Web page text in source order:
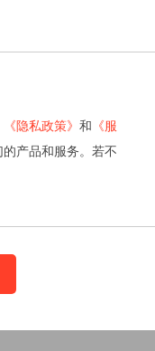
《隐私政策》 和 《服
产品和服务。若不